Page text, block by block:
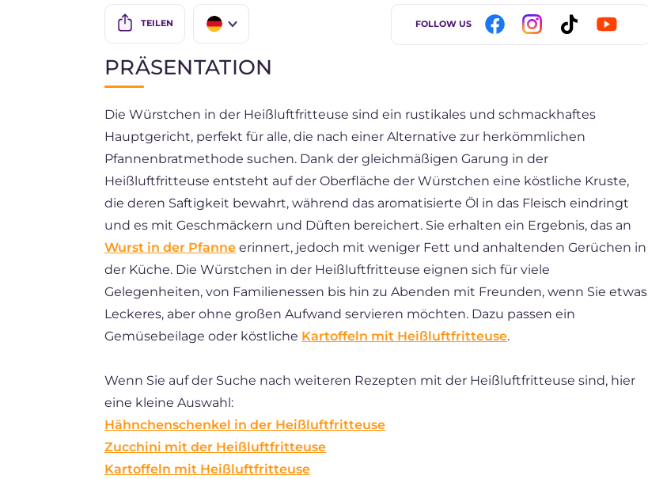
TEILEN
ES
BR
NL
FOLLOW US
PRÄSENTATION
Die Würstchen in der Heißluftfritteuse sind ein rustikales und schmackhaftes
Hauptgericht, perfekt für alle, die nach einer Alternative zur herkömmlichen
Pfannenbratmethode suchen. Dank der gleichmäßigen Garung in der
Heißluftfritteuse entsteht auf der Oberfläche der Würstchen eine köstliche Kruste,
die deren Saftigkeit bewahrt, während das aromatisierte Öl in das Fleisch eindringt
und es mit Geschmäckern und Düften bereichert. Sie erhalten ein Ergebnis, das an
Wurst in der Pfanne erinnert, jedoch mit weniger Fett und anhaltenden Gerüchen in
der Küche. Die Würstchen in der Heißluftfritteuse eignen sich für viele
Gelegenheiten, von Familienessen bis hin zu Abenden mit Freunden, wenn Sie etwas
Leckeres, aber ohne großen Aufwand servieren möchten. Dazu passen ein
Gemüsebeilage oder köstliche Kartoffeln mit Heißluftfritteuse.
Wenn Sie auf der Suche nach weiteren Rezepten mit der Heißluftfritteuse sind, hier
eine kleine Auswahl:
Hähnchenschenkel in der Heißluftfritteuse
Zucchini mit der Heißluftfritteuse
Kartoffeln mit Heißluftfritteuse